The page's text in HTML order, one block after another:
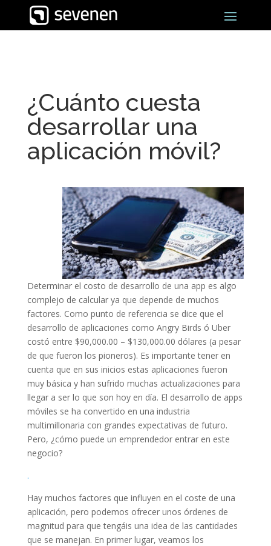
¿Cuánto cuesta
desarrollar una
aplicación móvil?
Determinar el costo de desarrollo de una app es algo
complejo de calcular ya que depende de muchos
factores. Como punto de referencia se dice que el
desarrollo de aplicaciones como Angry Birds ó Uber
costó entre $90,000.00 – $130,000.00 dólares (a pesar
de que fueron los pioneros). Es importante tener en
cuenta que en sus inicios estas aplicaciones fueron
muy básica y han sufrido muchas actualizaciones para
llegar a ser lo que son hoy en día. El desarrollo de apps
móviles se ha convertido en una industria
multimillonaria con grandes expectativas de futuro.
Pero, ¿cómo puede un emprendedor entrar en este
negocio?
.
Hay muchos factores que influyen en el coste de una
aplicación, pero podemos ofrecer unos órdenes de
magnitud para que tengáis una idea de las cantidades
que se manejan. En primer lugar, veamos los